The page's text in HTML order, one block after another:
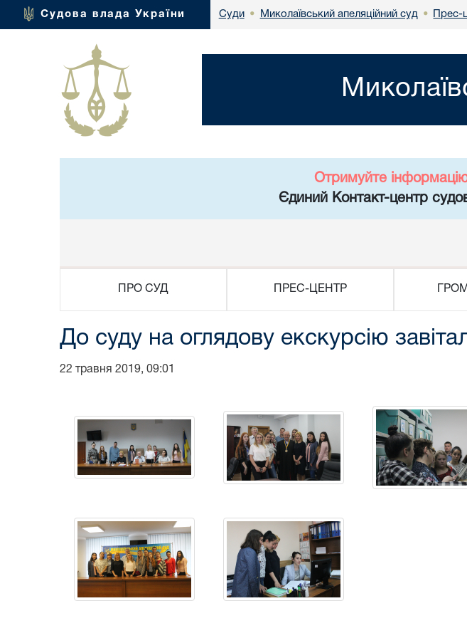
Судова влада України Суди • Миколаївський апеляційний суд • Прес-
Отримуйте
Єдиний Контакт-центр
ПРО СУД ПРЕС-ЦЕНТР
До суду на оглядову екскурсію
22 травня 2019, 09:01